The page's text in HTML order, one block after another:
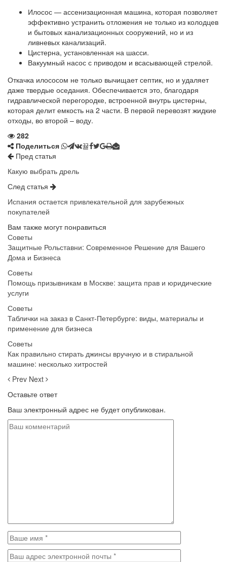
Илосос — ассенизационная машина, которая позволяет
эффективно устранить отложения не только из колодцев
и бытовых канализационных сооружений, но и из
ливневых канализаций.
Цистерна, установленная на шасси.
Вакуумный насос с приводом и всасывающей стрелой.
Откачка илососом не только вычищает септик, но и удаляет
даже твердые оседания. Обеспечивается это, благодаря
гидравлической перегородке, встроенной внутрь цистерны,
которая делит емкость на 2 части. В первой перевозят жидкие
отходы, во второй – воду.
282
Поделиться
Пред статья
Какую выбрать дрель
След статья
Испания остается привлекательной для зарубежных
покупателей
Вам также могут понравиться
Советы
Защитные Рольставни: Современное Решение для Вашего
Дома и Бизнеса
Советы
Помощь призывникам в Москве: защита прав и юридические
услуги
Советы
Таблички на заказ в Санкт-Петербурге: виды, материалы и
применение для бизнеса
Советы
Как правильно стирать джинсы вручную и в стиральной
машине: несколько хитростей
Prev Next
Оставьте ответ
Ваш электронный адрес не будет опубликован.